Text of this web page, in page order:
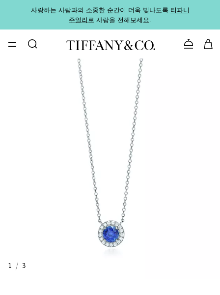
사랑하는 사람과의 소중한 순간이 더욱 빛나도록 티파니
주얼리로 사랑을 전해보세요.
문의하기
1 / 3